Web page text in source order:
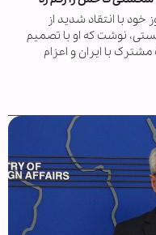
با انتقاد شدید از
نوشت که او با تصمیم
با ایران و اعزام